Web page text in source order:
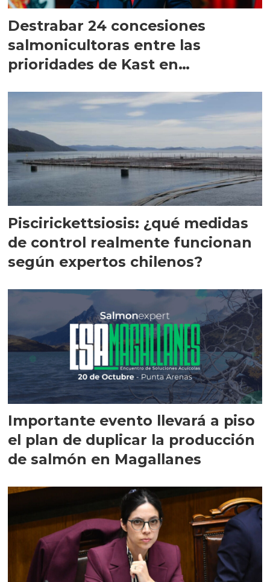
Destrabar 24 concesiones
salmonicultoras entre las
prioridades de Kast en
Piscirickettsiosis: ¿qué medidas
de control realmente funcionan
según expertos chilenos?
Importante evento llevará a piso
el plan de duplicar la producción
de salmón en Magallanes